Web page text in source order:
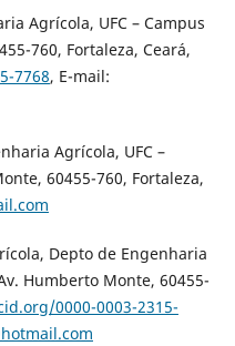
Agrícola, UFC – Campus
760, Fortaleza, Ceará,
7768, E-mail:
Agrícola, UFC –
60455-760, Fortaleza,
Depto de Engenharia
Humberto Monte, 60455-
0000-0003-2315-